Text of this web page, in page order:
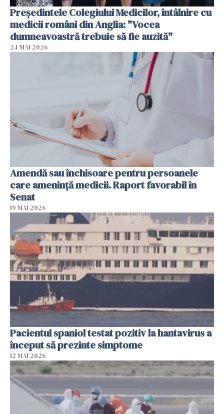
Președintele Colegiului Medicilor, întâlnire cu
medicii români din Anglia: "Vocea
dumneavoastră trebuie să fie auzită"
24 MAI 2026
Amendă sau închisoare pentru persoanele
care ameninţă medicii. Raport favorabil în
Senat
19 MAI 2026
Pacientul spaniol testat pozitiv la hantavirus a
început să prezinte simptome
12 MAI 2026